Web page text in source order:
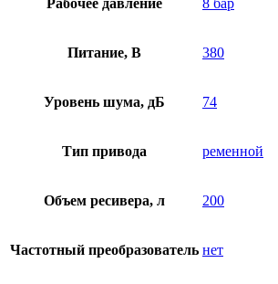
Рабочее давление 8 бар
Питание, В 380
Уровень шума, дБ 74
Тип привода ременной
Объем ресивера, л 200
Частотный преобразователь нет